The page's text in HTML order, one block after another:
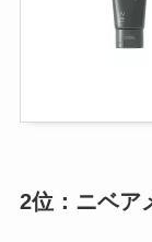
2位：ニベア